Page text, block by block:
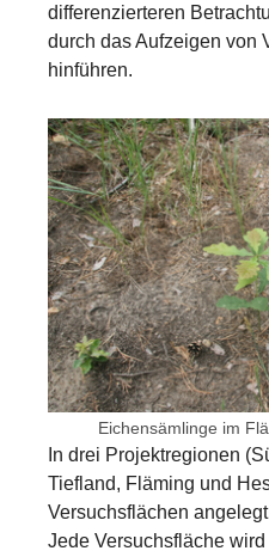
differenzierteren
durch das Aufzeigen von
hinführen.
Show larger version for:
Eichensämlinge im
In drei Projektregionen
Tiefland, Fläming und
Versuchsflächen
Jede Versuchsfläche